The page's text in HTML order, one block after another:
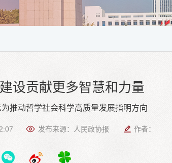
设贡献更多智慧和力量
推动哲学社会科学高质量发展指明方向
发布来源：人民政协报 作者：